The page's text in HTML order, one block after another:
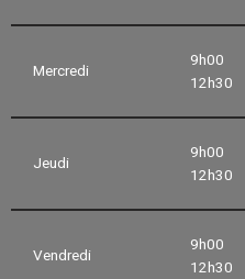
Mercredi
9h00
12h30
Jeudi
9h00
12h30
Vendredi
9h00
12h30